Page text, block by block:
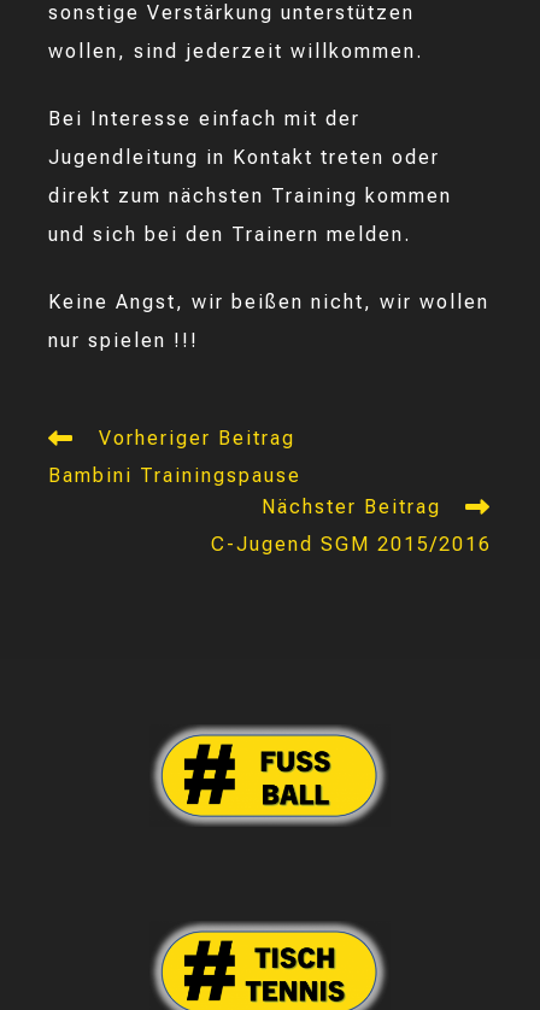
sonstige Verstärkung unterstützen
wollen, sind jederzeit willkommen.
Bei Interesse einfach mit der
Jugendleitung in Kontakt treten oder
direkt zum nächsten Training kommen
und sich bei den Trainern melden.
Keine Angst, wir beißen nicht, wir wollen
nur spielen !!!
Weitere
ansehen
Vorheriger Beitrag
Bambini Trainingspause
Nächster Beitrag
C-Jugend SGM 2015/2016